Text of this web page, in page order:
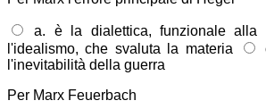
a. è la dialettica, funzionale alla
l'idealismo, che svaluta la materia
l'inevitabilità della guerra
Per Marx Feuerbach